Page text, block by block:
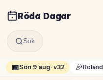
Röda Dagar
Sök
📅Sön 9 aug· v32 🎉Roland